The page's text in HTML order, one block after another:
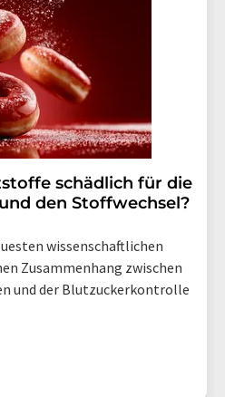
schädlich für die
den Stoffwechsel?
wissenschaftlichen
Zusammenhang zwischen
und der Blutzuckerkontrolle